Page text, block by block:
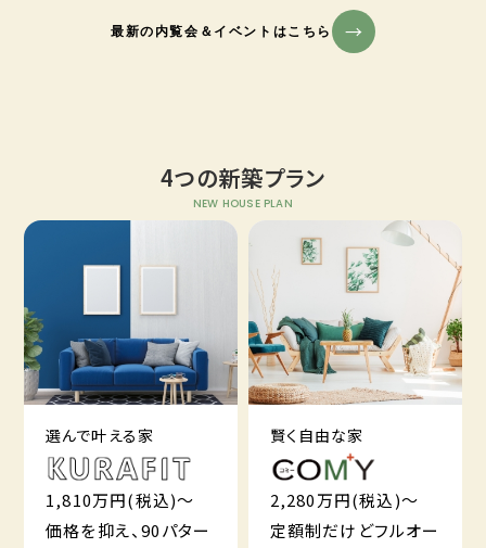
最新の内覧会＆イベントはこちら
4つの新築プラン
NEW HOUSE PLAN
選んで叶える家
1,810万円(税込)～
価格を抑え、90パター
賢く自由な家
2,280万円(税込)～
定額制だけどフルオー